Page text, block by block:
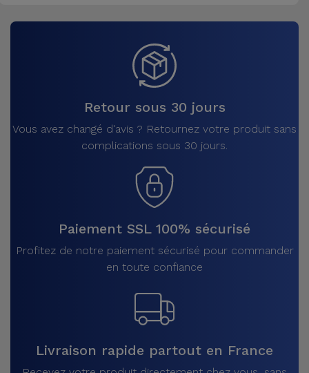
Retour sous 30 jours
Vous avez changé d'avis ? Retournez votre produit sans
complications sous 30 jours.
Paiement SSL 100% sécurisé
Profitez de notre paiement sécurisé pour commander
en toute confiance
Livraison rapide partout en France